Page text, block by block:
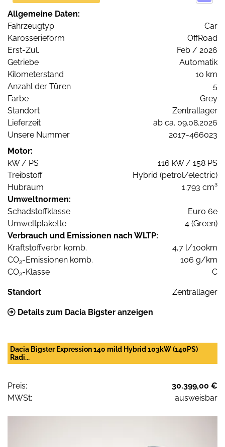
Allgemeine Daten:
Fahrzeugtyp
Car
Karosserieform
OffRoad
Erst-Zul.
Feb / 2026
Getriebe
Automatik
Kilometerstand
10 km
Anzahl der Türen
5
Farbe
Grey
Standort
Zentrallager
Lieferzeit
ab ca. 09.08.2026
Unsere Nummer
2017-466023
Motor:
kW / PS
116 kW / 158 PS
Treibstoff
Hybrid (petrol/electric)
Hubraum
1.793 cm³
Umweltnormen:
Schadstoffklasse
Euro 6e
Umweltplakette
4 (Green)
Verbrauch und Emissionen nach WLTP:
Kraftstoffverbr. komb.
4,7 l/100km
CO2-Emissionen komb.
106 g/km
CO2-Klasse C
Standort Zentrallager
Details zum Dacia Bigster anzeigen
Dacia Bigster Expression 140 mild Hybrid 103kW (140PS)
Radi...
Preis:
30.399,00 €
MWSt:
ausweisbar